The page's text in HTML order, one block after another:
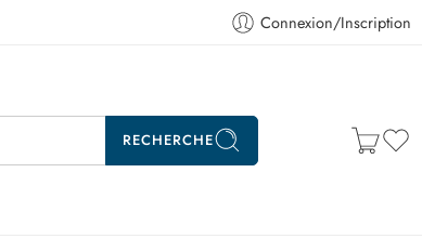
Connexion/Inscription
RECHERCHE